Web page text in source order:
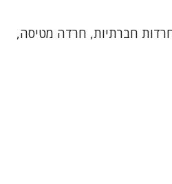
הסובלים מחרדות (כגון חרדות חברתיות, חרדה מטיסה,